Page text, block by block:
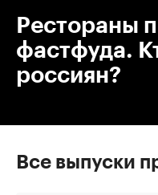
Рестораны
фастфуда.
россиян?
Все выпуски